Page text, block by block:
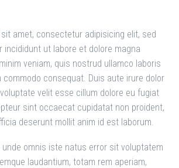
amet, consectetur adipisicing elit, sed
incididunt ut labore et dolore magna
veniam, quis nostrud ullamco laboris
commodo consequat. Duis aute irure dolor
velit esse cillum dolore eu fugiat
sint occaecat cupidatat non proident,
deserunt mollit anim id est laborum.
omnis iste natus error sit voluptatem
laudantium, totam rem aperiam,